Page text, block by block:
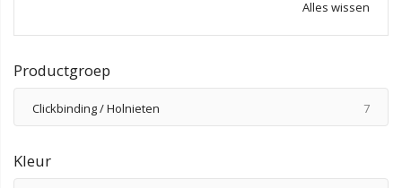
Alles wissen
Productgroep
Clickbinding / Holnieten 7
Kleur